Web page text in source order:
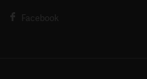
Facebook